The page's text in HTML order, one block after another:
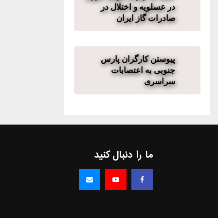
در عسلویه و اختلال در
صادرات گاز ایران
پیوستن کارگران پارس
جنوبی به اعتصابات
سراسری
ما را دنبال کنید